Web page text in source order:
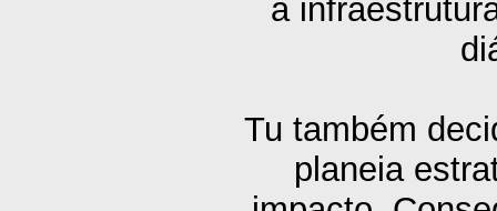
a
Tu também
planeia